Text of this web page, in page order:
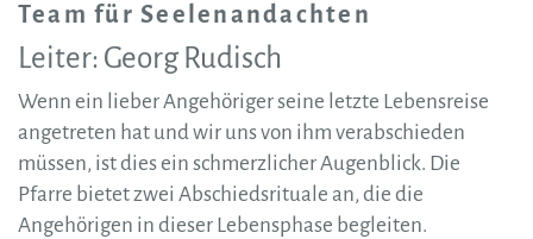
Team für Seelenandachten
Leiter: Georg Rudisch
Wenn ein lieber Angehöriger seine letzte Lebensreise
angetreten hat und wir uns von ihm verabschieden
müssen, ist dies ein schmerzlicher Augenblick. Die
Pfarre bietet zwei Abschiedsrituale an, die die
Angehörigen in dieser Lebensphase begleiten.